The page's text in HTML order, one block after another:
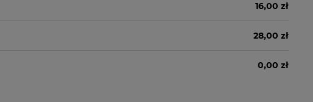
16,00 zł
28,00 zł
0,00 zł